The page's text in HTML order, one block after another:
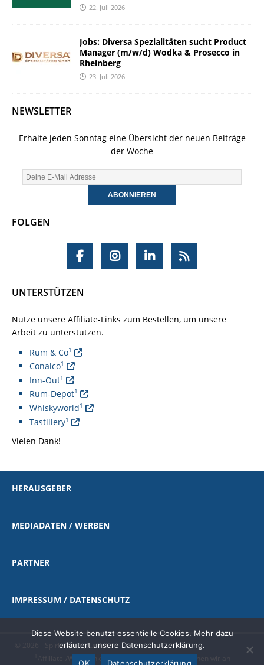
22. Juli 2026
Jobs: Diversa Spezialitäten sucht Product
Manager (m/w/d) Wodka & Prosecco in
Rheinberg
23. Juli 2026
NEWSLETTER
Erhalte jeden Sonntag eine Übersicht der neuen Beiträge
der Woche
FOLGEN
UNTERSTÜTZEN
Nutze unsere Affiliate-Links zum Bestellen, um unsere
Arbeit zu unterstützen.
Rum & Co1
Conalco1
Inn-Out1
Rum-Depot1
Whiskyworld1
Tastillery1
Vielen Dank!
HERAUSGEBER
MEDIADATEN / WERBEN
PARTNER
IMPRESSUM / DATENSCHUTZ
© 2026 - Spirituosen-Journal.de
Affiliate-/Werbelink |als Amazon-Partner verdienen wir an
Diese Website benutzt essentielle Cookies. Mehr dazu
erläutert unsere Datenschutzerklärung.
OK
Datenschutzerklärung